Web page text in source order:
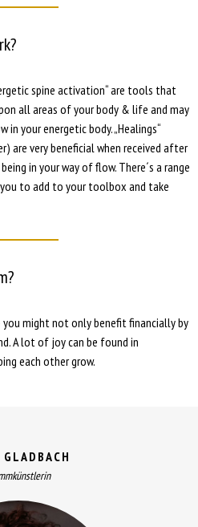
spine activation“ are tools that
all areas of your body & life and may
your energetic body. „Healings“
are very beneficial when received after
in your way of flow. There´s a range
to add to your toolbox and take
you might not only benefit financially by
A lot of joy can be found in
each other grow.